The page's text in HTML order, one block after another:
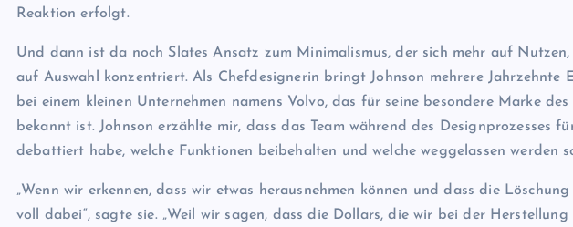
Reaktion erfolgt.
Und dann ist da noch Slates Ansatz zum Minimalismus, der sich mehr auf
auf Auswahl konzentriert. Als Chefdesignerin bringt Johnson mehrere Jahrzehnte
bei einem kleinen Unternehmen namens Volvo, das für seine besondere Marke
bekannt ist. Johnson erzählte mir, dass das Team während des Designprozesses
debattiert habe, welche Funktionen beibehalten und welche weggelassen werden
„Wenn wir erkennen, dass wir etwas herausnehmen können und dass die
voll dabei“, sagte sie. „Weil wir sagen, dass die Dollars, die wir bei der Herstellung
als